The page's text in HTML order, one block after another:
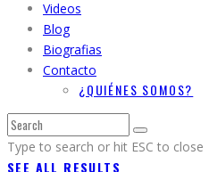
Videos
Blog
Biografias
Contacto
¿QUIÉNES SOMOS?
Type to search or hit ESC to close
SEE ALL RESULTS